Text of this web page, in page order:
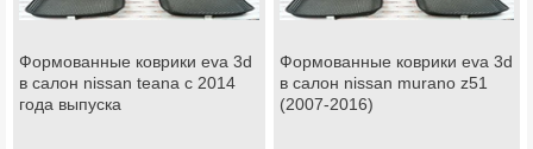
Формованные коврики eva 3d
в салон nissan teana с 2014
года выпуска
Формованные коврики eva 3d
в салон nissan murano z51
(2007-2016)